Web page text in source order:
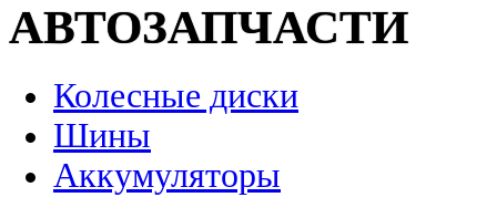
АВТОЗАПЧАСТИ
Колесные диски
Шины
Аккумуляторы